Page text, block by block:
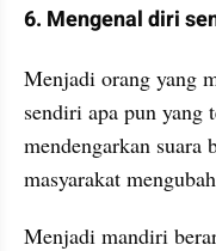
6. Mengenal diri
Menjadi orang yang
sendiri apa pun
mendengarkan suara
masyarakat
Menjadi mandiri